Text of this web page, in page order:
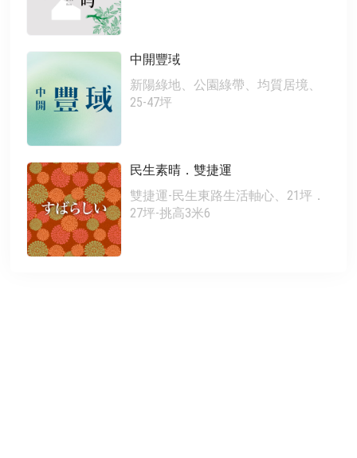
中開豐琙
新陽綠地、公園綠帶、均質居境、
25-47坪
民生素晴．雙捷運
雙捷運-民生東路生活軸心、21坪．
27坪-挑高3米6